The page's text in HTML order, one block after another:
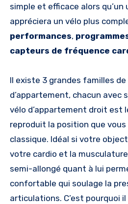
simple et efficace alors
appréciera un vélo plus
performances,
capteurs de fréquence
Il existe 3 grandes familles de
d’appartement, chacun avec
vélo d’appartement droit est
reproduit la position que vous
classique. Idéal si votre
votre cardio et la
semi-allongé quant à lui
confortable qui soulage la
articulations. C’est pourquoi